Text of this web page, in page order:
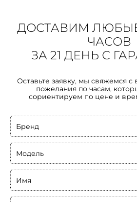
ДОСТАВИМ
ЧАСОВ
ЗА 21 ДЕНЬ С
Оставьте заявку, мы свяжемся с
пожелания по часам,
сориентируем по цене и
Бренд
Модель
Имя